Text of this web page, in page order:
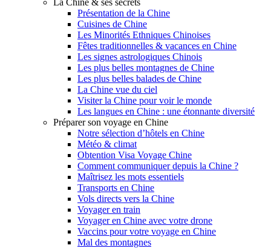
La Chine & ses secrets
Présentation de la Chine
Cuisines de Chine
Les Minorités Ethniques Chinoises
Fêtes traditionnelles & vacances en Chine
Les signes astrologiques Chinois
Les plus belles montagnes de Chine
Les plus belles balades de Chine
La Chine vue du ciel
Visiter la Chine pour voir le monde
Les langues en Chine : une étonnante diversité
Préparer son voyage en Chine
Notre sélection d’hôtels en Chine
Météo & climat
Obtention Visa Voyage Chine
Comment communiquer depuis la Chine ?
Maîtrisez les mots essentiels
Transports en Chine
Vols directs vers la Chine
Voyager en train
Voyager en Chine avec votre drone
Vaccins pour votre voyage en Chine
Mal des montagnes